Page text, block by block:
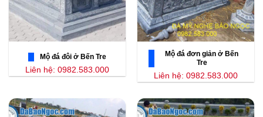
Mộ đá đôi ở Bến Tre
Liên hệ: 0982.583.000
Mộ đá đơn giản ở Bến
Tre
Liên hệ: 0982.583.000